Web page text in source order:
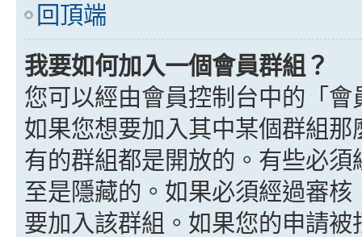
回頂端
我要如何加入一個會員群組？
您可以經由會員控制台中的「
如果您想要加入其中某個群組
有的群組都是開放的。有些必
至是隱藏的。如果必須經過審
要加入該群組。如果您的申請